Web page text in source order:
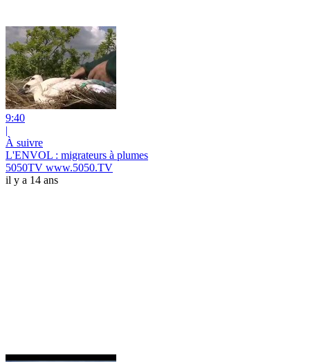
9:40
|
À suivre
L'ENVOL : migrateurs à plumes
5050TV www.5050.TV
il y a 14 ans